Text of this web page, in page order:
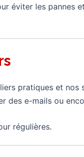
éviter les pannes
pratiques et
des e-mails ou
régulières.